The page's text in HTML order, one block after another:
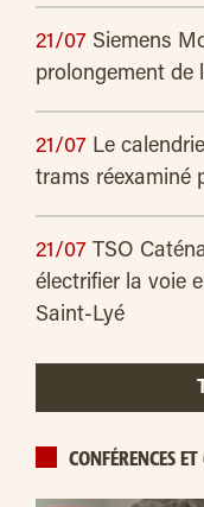
21/07 Siemens
prolongement de
21/07 Le
trams réexaminé
21/07 TSO
électrifier la voie
Saint-Lyé
CONFÉRENCES ET